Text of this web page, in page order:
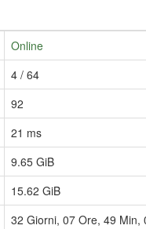
Online
4 / 64
92
21 ms
9.65 GiB
15.62 GiB
32 Giorni, 07 Ore, 49 Min,